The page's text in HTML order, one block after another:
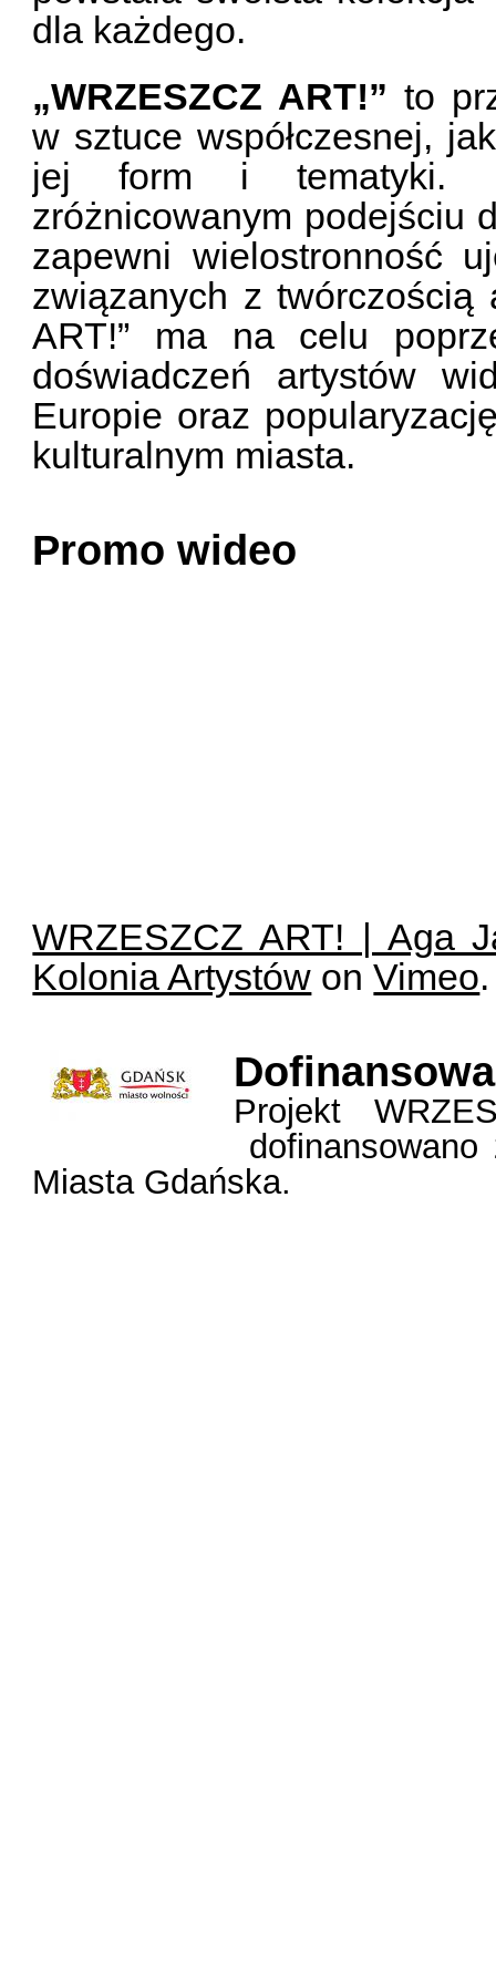
dla każdego.
„WRZESZCZ ART!” to
w sztuce współczesnej,
jej form i tematyki.
zróżnicowanym podejściu
zapewni wielostronność
związanych z twórczością
ART!” ma na celu
doświadczeń artystów
Europie oraz
kulturalnym miasta.
Promo wideo
WRZESZCZ ART! | Aga
Kolonia Artystów onVimeo.
Projekt
Miasta Gdańska.